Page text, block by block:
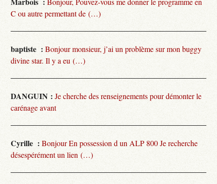
C ou autre permettant de (…)
baptiste : Bonjour monsieur, j’ai un problème sur mon buggy
divine star. Il y a eu (…)
DANGUIN : Je cherche des renseignements pour démonter le
carénage avant
Cyrille : Bonjour En possession d un ALP 800 Je recherche
désespérément un lien (…)